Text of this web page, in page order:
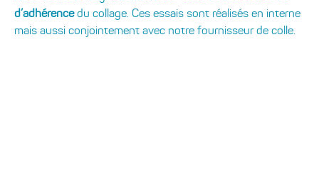
d’adhérencedu collage. Ces essais sont réalisés en interne
mais aussi conjointement avec notre fournisseur de colle.